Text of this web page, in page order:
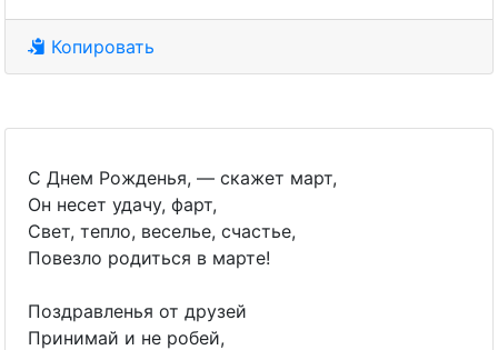
Копировать
С Днем Рожденья, — скажет март,
Он несет удачу, фарт,
Свет, тепло, веселье, счастье,
Повезло родиться в марте!
Поздравленья от друзей
Принимай и не робей,